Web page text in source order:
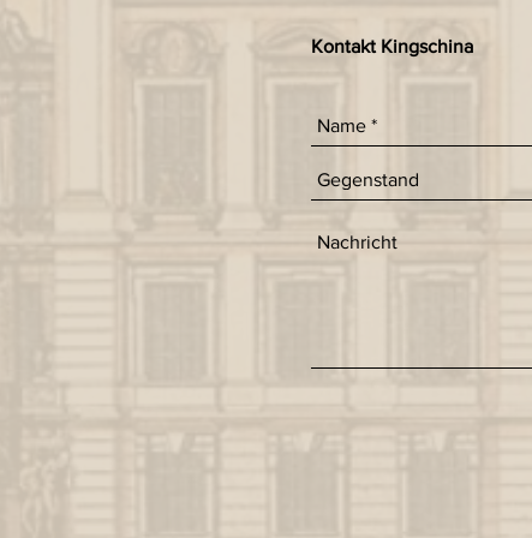
Kontakt Kingschina